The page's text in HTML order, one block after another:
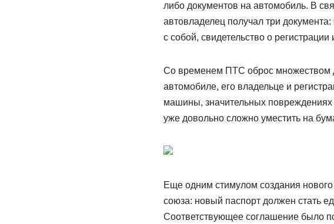
либо документов на автомобиль. В
автовладелец получал три
с собой, свидетельство о регистрации
Со временем ПТС оброс множеством
автомобиле, его владельце и
машины, значительных повреждениях
уже довольно сложно уместить на
Еще одним стимулом создания
союза: новый паспорт должен стать
Соответствующее соглашение было